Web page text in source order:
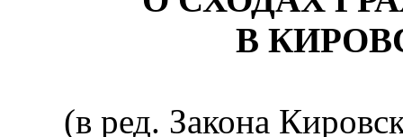
В
(в ред. Закона